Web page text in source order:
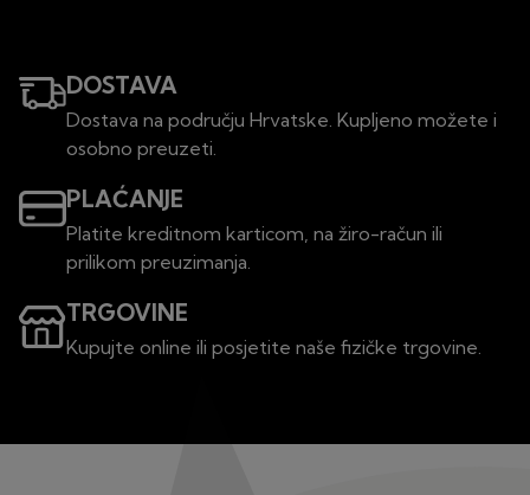
DOSTAVA
Dostava na području Hrvatske. Kupljeno možete i
osobno preuzeti.
PLAĆANJE
Platite kreditnom karticom, na žiro-račun ili
prilikom preuzimanja.
TRGOVINE
Kupujte online ili posjetite naše fizičke trgovine.